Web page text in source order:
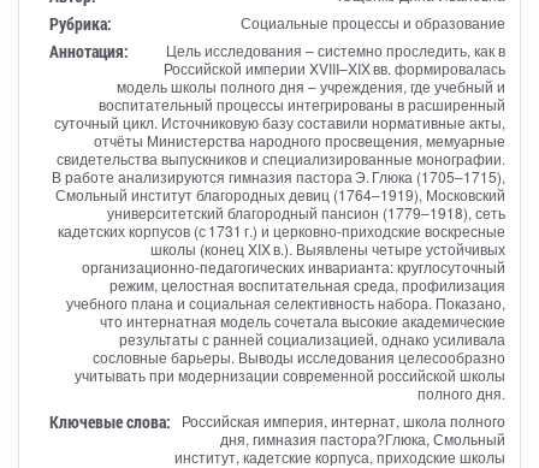
Рубрика: Социальные процессы и образование
Аннотация:
Цель исследования – системно проследить, как в
Российской империи XVIII–XIX вв. формировалась
модель школы полного дня – учреждения, где учебный и
воспитательный процессы интегрированы в расширенный
суточный цикл. Источниковую базу составили нормативные акты,
отчёты Министерства народного просвещения, мемуарные
свидетельства выпускников и специализированные монографии.
В работе анализируются гимназия пастора Э. Глюка (1705–1715),
Смольный институт благородных девиц (1764–1919), Московский
университетский благородный пансион (1779–1918), сеть
кадетских корпусов (с 1731 г.) и церковно-приходские воскресные
школы (конец XIX в.). Выявлены четыре устойчивых
организационно-педагогических инварианта: круглосуточный
режим, целостная воспитательная среда, профилизация
учебного плана и социальная селективность набора. Показано,
что интернатная модель сочетала высокие академические
результаты с ранней социализацией, однако усиливала
сословные барьеры. Выводы исследования целесообразно
учитывать при модернизации современной российской школы
полного дня.
Ключевые слова:
Российская империя, интернат, школа полного
дня, гимназия пастора?Глюка, Смольный
институт, кадетские корпуса, приходские школы